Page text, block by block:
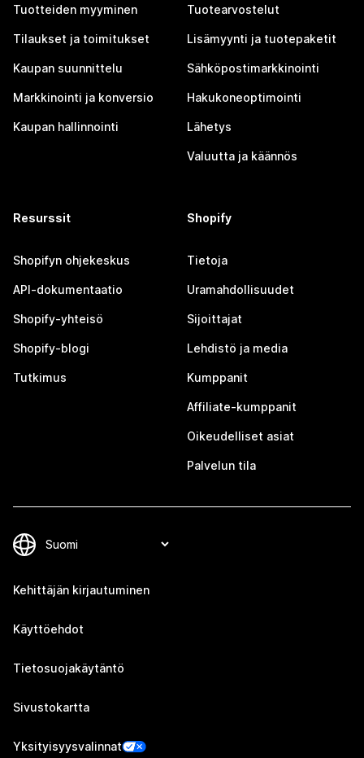
Tuotteiden myyminen
Tilaukset ja toimitukset
Kaupan suunnittelu
Markkinointi ja konversio
Kaupan hallinnointi
Tuotearvostelut
Lisämyynti ja tuotepaketit
Sähköpostimarkkinointi
Hakukoneoptimointi
Lähetys
Valuutta ja käännös
Resurssit
Shopifyn ohjekeskus
API-dokumentaatio
Shopify-yhteisö
Shopify-blogi
Tutkimus
Shopify
Tietoja
Uramahdollisuudet
Sijoittajat
Lehdistö ja media
Kumppanit
Affiliate-kumppanit
Oikeudelliset asiat
Palvelun tila
Kehittäjän kirjautuminen
Käyttöehdot
Tietosuojakäytäntö
Sivustokartta
Yksityisyysvalinnat